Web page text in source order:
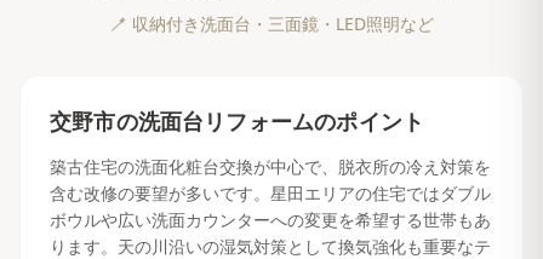
🪥 収納付き洗面台・三面鏡・LED照明など
交野市の洗面台リフォームのポイント
築古住宅の洗面化粧台交換が中心で、脱衣所の冷え対策を
含む改修の要望が多いです。星田エリアの住宅ではダブル
ボウルや広い洗面カウンターへの変更を希望する世帯もあ
ります。天の川沿いの湿気対策として換気強化も重要なテ